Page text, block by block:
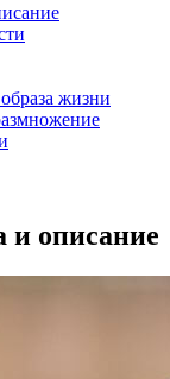
жизни
и описание